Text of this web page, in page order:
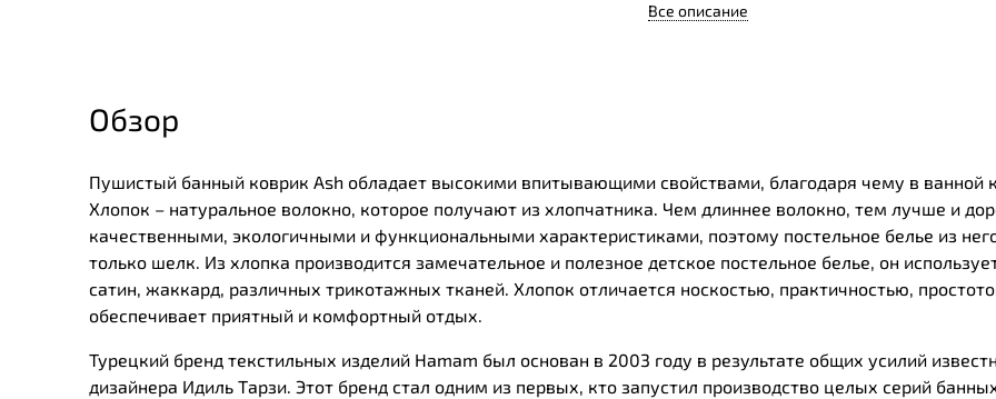
Все описание
Обзор
Пушистый банный коврик Ash обладает высокими впитывающими свойствами, благодаря чему в ванной
Хлопок – натуральное волокно, которое получают из хлопчатника. Чем длиннее волокно, тем лучше и
качественными, экологичными и функциональными характеристиками, поэтому постельное белье из
только шелк. Из хлопка производится замечательное и полезное детское постельное белье, он
сатин, жаккард, различных трикотажных тканей. Хлопок отличается носкостью, практичностью,
обеспечивает приятный и комфортный отдых.
Турецкий бренд текстильных изделий Нamam был основан в 2003 году в результате общих усилий
дизайнера Идиль Тарзи. Этот бренд стал одним из первых, кто запустил производство целых серий